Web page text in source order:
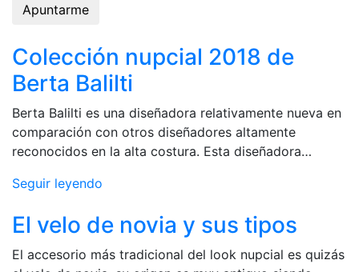
Apuntarme
Colección nupcial 2018 de
Berta Balilti
Berta Balilti es una diseñadora relativamente nueva en
comparación con otros diseñadores altamente
reconocidos en la alta costura. Esta diseñadora…
Seguir leyendo
El velo de novia y sus tipos
El accesorio más tradicional del look nupcial es quizás